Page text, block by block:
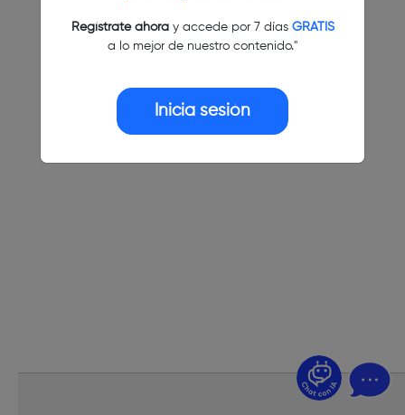
Regístrate ahoray accede por 7 días GRATIS
a lo mejor de nuestro contenido."
Inicia sesión